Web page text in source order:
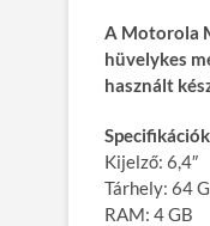
A Motorola
hüvelykes
használt
Kijelző: 6,4″
Tárhely: 64
RAM: 4 GB